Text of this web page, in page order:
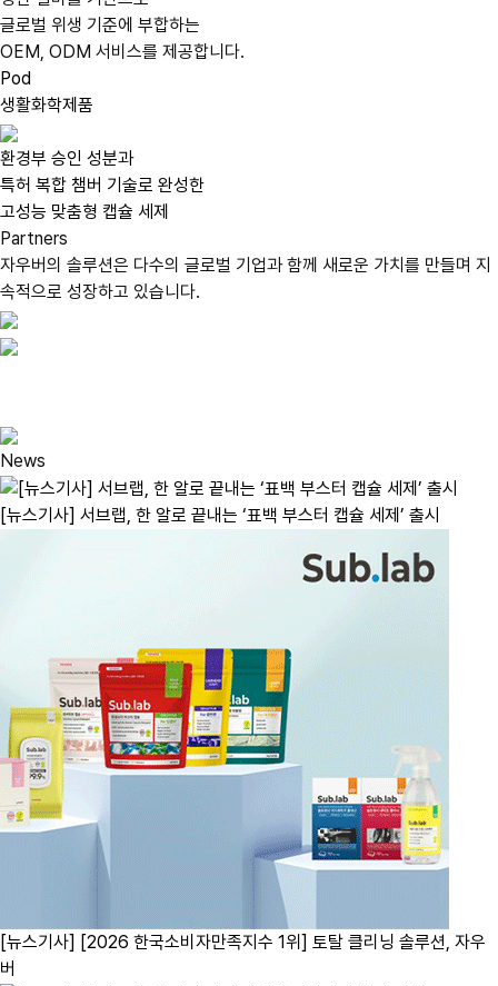
글로벌 위생 기준에 부합하는
OEM, ODM 서비스를 제공합니다.
Pod
생활화학제품
환경부 승인 성분과
특허 복합 챔버 기술로 완성한
고성능 맞춤형 캡슐 세제
Partners
자우버의 솔루션은 다수의 글로벌 기업과 함께 새로운 가치를 만들며 지
속적으로 성장하고 있습니다.
News
[뉴스기사] 서브랩, 한 알로 끝내는 ‘표백 부스터 캡슐 세제’ 출시
[뉴스기사] [2026 한국소비자만족지수 1위] 토탈 클리닝 솔루션, 자우
버